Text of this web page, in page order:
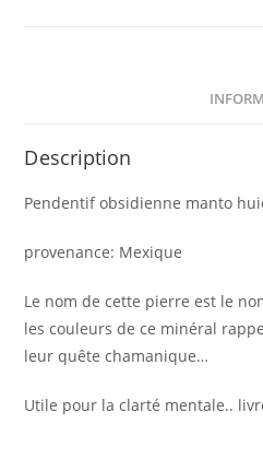
Description
Pendentif obsidienne manto
provenance: Mexique
Le nom de cette pierre est le
les couleurs de ce minéral
leur quête chamanique…
Utile pour la clarté mentale..